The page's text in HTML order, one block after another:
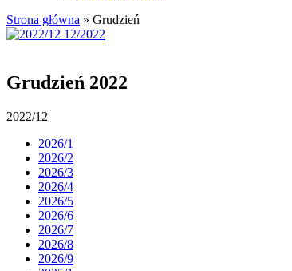
Strona główna » Grudzień
Grudzień 2022
2022/12
2026/1
2026/2
2026/3
2026/4
2026/5
2026/6
2026/7
2026/8
2026/9